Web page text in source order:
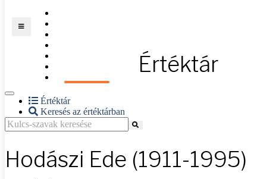
Értéktár
Értéktár
Keresés az értéktárban
Hodászi Ede (1911-1995)